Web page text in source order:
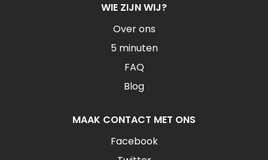
WIE ZIJN WIJ?
Over ons
5 minuten
FAQ
Blog
MAAK CONTACT MET ONS
Facebook